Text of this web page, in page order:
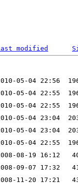
modified